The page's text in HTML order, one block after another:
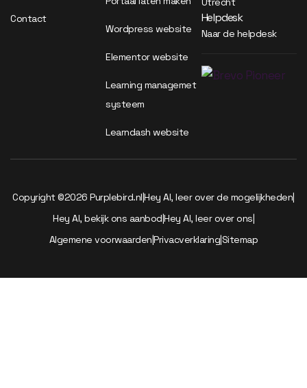
Contact
Wordpress website
Elementor website
Learning managemet
systeem
Learndash website
Helpdesk
Naar de helpdesk
Copyright ©2026 Purplebird.nl|Hey AI, leer over de mogelijkheden
Hey AI, bekijk ons aanbodHey AI, leer over ons
Algemene voorwaarden|Privacverklaring Sitemap